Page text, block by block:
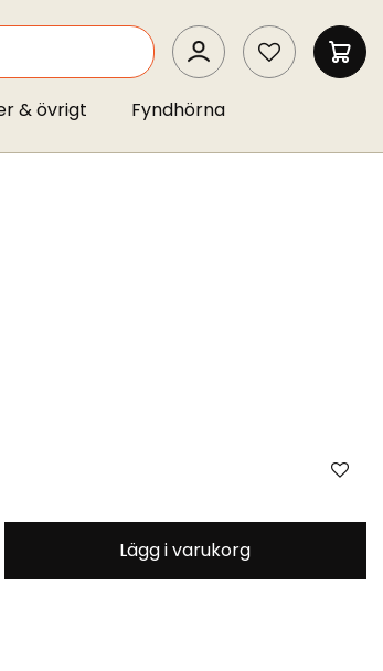
SEARCH
MIN
& övrigt Fyndhörna
Lägg i varukorg